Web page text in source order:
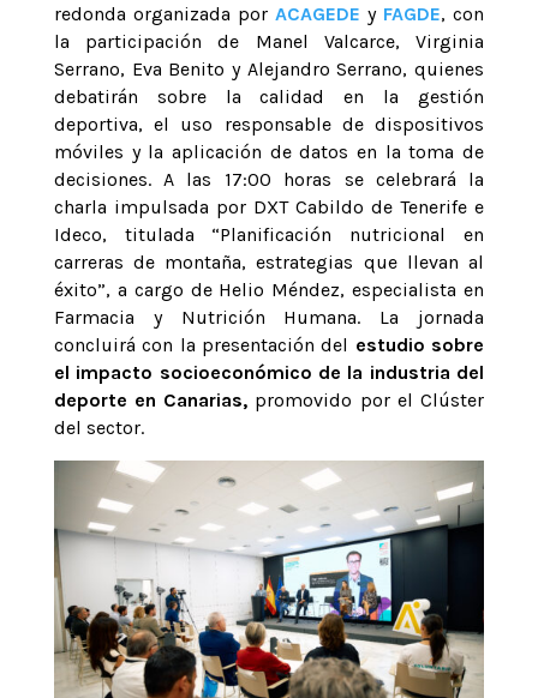
redonda organizada porACAGEDEy FAGDE, con
la participación de Manel Valcarce, Virginia
Serrano, Eva Benito y Alejandro Serrano, quienes
debatirán sobre la calidad en la gestión
deportiva, el uso responsable de dispositivos
móviles y la aplicación de datos en la toma de
decisiones. A las 17:00 horas se celebrará la
charla impulsada por DXT Cabildo de Tenerife e
Ideco, titulada “Planificación nutricional en
carreras de montaña, estrategias que llevan al
éxito”, a cargo de Helio Méndez, especialista en
Farmacia y Nutrición Humana. La jornada
concluirá con la presentación del estudio sobre
el impacto socioeconómico de la industria del
deporte en Canarias, promovido por el Clúster
del sector.